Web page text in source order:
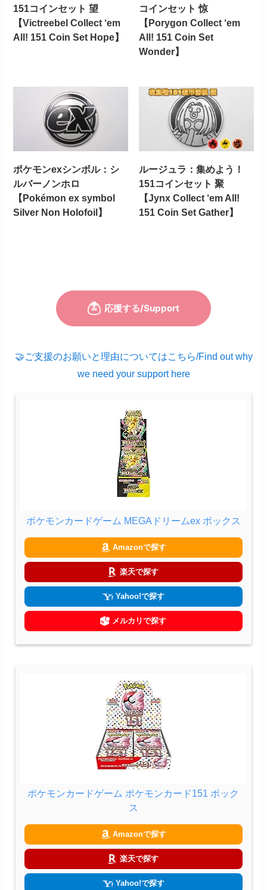
151コインセット 望
【Victreebel Collect ‘em
All! 151 Coin Set Hope】
コインセット 惊
【Porygon Collect ‘em
All! 151 Coin Set
Wonder】
ポケモンexシンボル：シ
ルバーノンホロ
【Pokémon ex symbol
Silver Non Holofoil】
ルージュラ：集めよう！
151コインセット 聚
【Jynx Collect ‘em All!
151 Coin Set Gather】
🤝ご支援のお願いと理由についてはこちら/Find out why
we need your support here
ポケモンカードゲーム MEGAドリームex ボックス
Amazonで探す
楽天で探す
Yahoo!で探す
メルカリで探す
ポケモンカードゲーム ポケモンカード151 ボック
ス
Amazonで探す
楽天で探す
Yahoo!で探す